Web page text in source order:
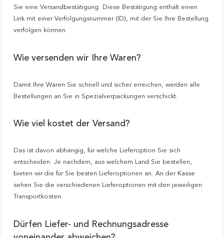
Sie eine Versandbestätigung. Diese Bestätigung enthält einen
Link mit einer Verfolgungsnummer (ID), mit der Sie Ihre Bestellung
verfolgen können.
Wie versenden wir Ihre Waren?
Damit Ihre Waren Sie schnell und sicher erreichen, werden alle
Bestellungen an Sie in Spezialverpackungen verschickt.
Wie viel kostet der Versand?
Das ist davon abhängig, für welche Lieferoption Sie sich
entscheiden. Je nachdem, aus welchem Land Sie bestellen,
bieten wir die für Sie besten Lieferoptionen an. An der Kasse
sehen Sie die verschiedenen Lieferoptionen mit den jeweiligen
Transportkosten.
Dürfen Liefer- und Rechnungsadresse